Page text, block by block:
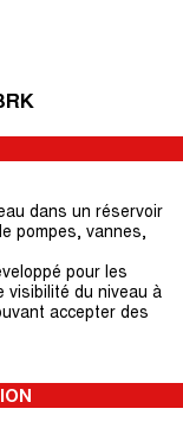
dans un réservoir
pompes, vannes,
pour les
visibilité du niveau à
accepter des